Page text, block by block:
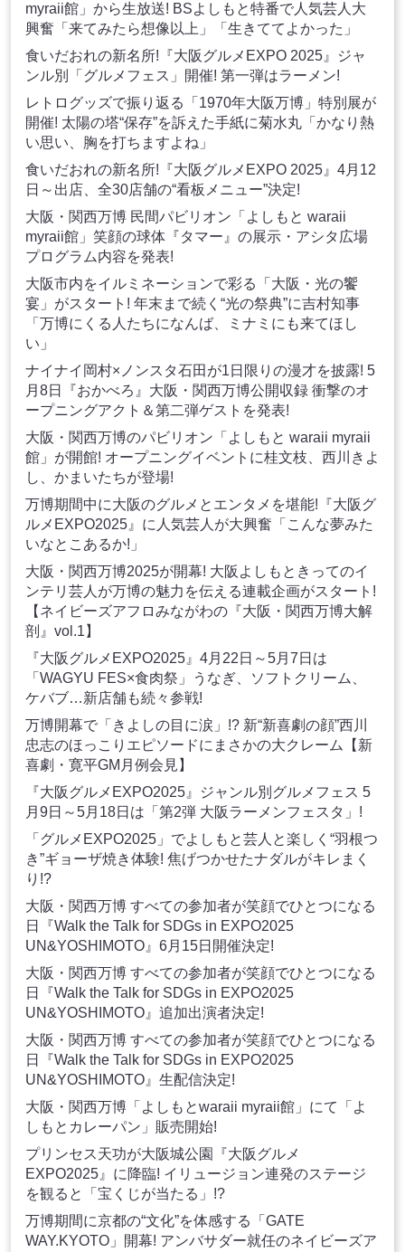
myraii館」から生放送! BSよしもと特番で人気芸人大
興奮「来てみたら想像以上」「生きててよかった」
食いだおれの新名所!『大阪グルメEXPO 2025』ジャ
ンル別「グルメフェス」開催! 第一弾はラーメン!
レトログッズで振り返る「1970年大阪万博」特別展が
開催! 太陽の塔“保存”を訴えた手紙に菊水丸「かなり熱
い思い、胸を打ちますよね」
食いだおれの新名所!『大阪グルメEXPO 2025』4月12
日～出店、全30店舗の“看板メニュー”決定!
大阪・関西万博 民間パビリオン「よしもと waraii
myraii館」笑顔の球体『タマー』の展示・アシタ広場
プログラム内容を発表!
大阪市内をイルミネーションで彩る「大阪・光の饗
宴」がスタート! 年末まで続く“光の祭典”に吉村知事
「万博にくる人たちになんば、ミナミにも来てほし
い」
ナイナイ岡村×ノンスタ石田が1日限りの漫才を披露! 5
月8日『おかべろ』大阪・関西万博公開収録 衝撃のオ
ープニングアクト＆第二弾ゲストを発表!
大阪・関西万博のパビリオン「よしもと waraii myraii
館」が開館! オープニングイベントに桂文枝、西川きよ
し、かまいたちが登場!
万博期間中に大阪のグルメとエンタメを堪能!『大阪グ
ルメEXPO2025』に人気芸人が大興奮「こんな夢みた
いなとこあるか!」
大阪・関西万博2025が開幕! 大阪よしもときってのイ
ンテリ芸人が万博の魅力を伝える連載企画がスタート!
【ネイビーズアフロみながわの『大阪・関西万博大解
剖』vol.1】
『大阪グルメEXPO2025』4月22日～5月7日は
「WAGYU FES×食肉祭」うなぎ、ソフトクリーム、
ケバブ…新店舗も続々参戦!
万博開幕で「きよしの目に涙」!? 新“新喜劇の顔”西川
忠志のほっこりエピソードにまさかの大クレーム【新
喜劇・寛平GM月例会見】
『大阪グルメEXPO2025』ジャンル別グルメフェス 5
月9日～5月18日は「第2弾 大阪ラーメンフェスタ」!
「グルメEXPO2025」でよしもと芸人と楽しく“羽根つ
き”ギョーザ焼き体験! 焦げつかせたナダルがキレまく
り!?
大阪・関西万博 すべての参加者が笑顔でひとつになる
日『Walk the Talk for SDGs in EXPO2025
UN&YOSHIMOTO』6月15日開催決定!
大阪・関西万博 すべての参加者が笑顔でひとつになる
日『Walk the Talk for SDGs in EXPO2025
UN&YOSHIMOTO』追加出演者決定!
大阪・関西万博 すべての参加者が笑顔でひとつになる
日『Walk the Talk for SDGs in EXPO2025
UN&YOSHIMOTO』生配信決定!
大阪・関西万博「よしもとwaraii myraii館」にて「よ
しもとカレーパン」販売開始!
プリンセス天功が大阪城公園『大阪グルメ
EXPO2025』に降臨! イリュージョン連発のステージ
を観ると「宝くじが当たる」!?
万博期間に京都の“文化”を体感する「GATE
WAY.KYOTO」開幕! アンバサダー就任のネイビーズア